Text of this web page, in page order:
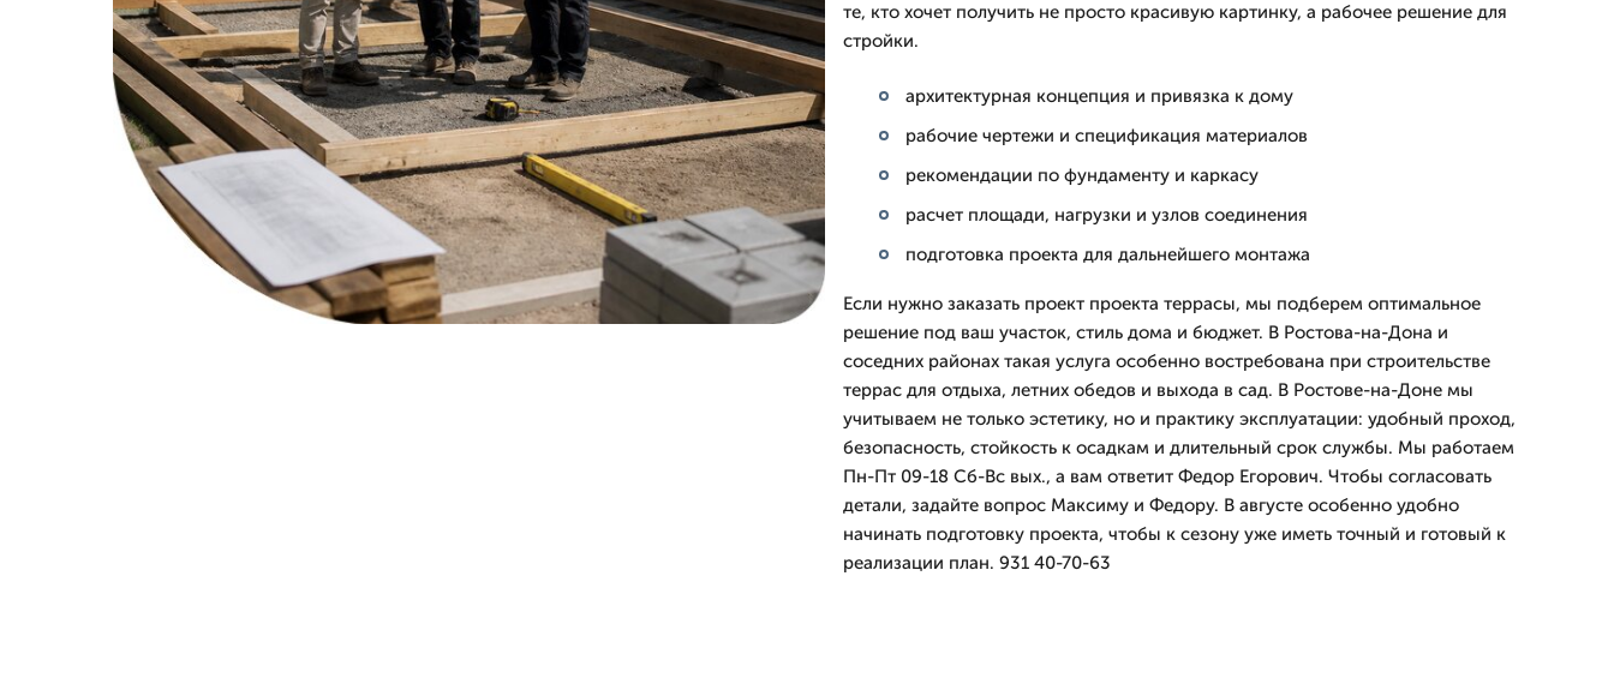
те, кто хочет получить не просто красивую картинку, а рабочее решение для
стройки.
архитектурная концепция и привязка к дому
рабочие чертежи и спецификация материалов
рекомендации по фундаменту и каркасу
расчет площади, нагрузки и узлов соединения
подготовка проекта для дальнейшего монтажа
Если нужно заказать проект проекта террасы, мы подберем оптимальное
решение под ваш участок, стиль дома и бюджет. В Ростова-на-Дона и
соседних районах такая услуга особенно востребована при строительстве
террас для отдыха, летних обедов и выхода в сад. В Ростове-на-Доне мы
учитываем не только эстетику, но и практику эксплуатации: удобный проход,
безопасность, стойкость к осадкам и длительный срок службы. Мы работаем
Пн-Пт 09-18 Сб-Вс вых., а вам ответит Федор Егорович. Чтобы согласовать
детали, задайте вопрос Максиму и Федору. В августе особенно удобно
начинать подготовку проекта, чтобы к сезону уже иметь точный и готовый к
реализации план. 931 40-70-63